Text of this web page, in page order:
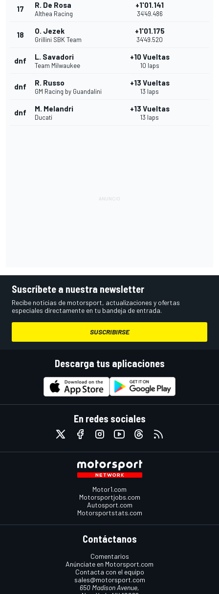
17 R. De Rosa
Althea Racing
+1'01.141
34'49.486
18 O. Jezek
Grillini SBK Team
+1'01.175
34'49.520
dnf L. Savadori
Team Milwaukee
+10 Vueltas
10 laps
dnf R. Russo
GM Racing by Guandalini
+13 Vueltas
13 laps
dnf M. Melandri
Ducati
+13 Vueltas
13 laps
Suscríbete a nuestra newsletter
Recibe noticias de motorsport, actualizaciones y ofertas
especiales directamente en tu bandeja de entrada.
SUSCRIBIRSE
Descarga tus aplicaciones
En redes sociales
Motor1.com
Motorsportjobs.com
Autosport.com
Motorsportstats.com
Contáctanos
Comentarios
Anúnciate en Motorsport.com
Contacta con el equipo
sales@motorsport.com
650 Madison Avenue,